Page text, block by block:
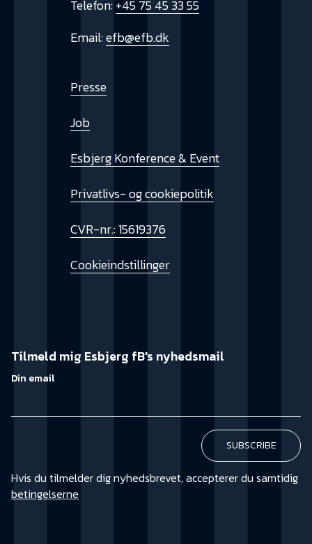
Telefon:+45 75 45 33 55
Email:efb@efb.dk
Presse
Job
Esbjerg Konference & Event
Privatlivs- og cookiepolitik
CVR-nr.: 15619376
Cookieindstillinger
Tilmeld mig Esbjerg fB's nyhedsmail
Din email
Hvis du tilmelder dig nyhedsbrevet, accepterer du samtidig
betingelserne